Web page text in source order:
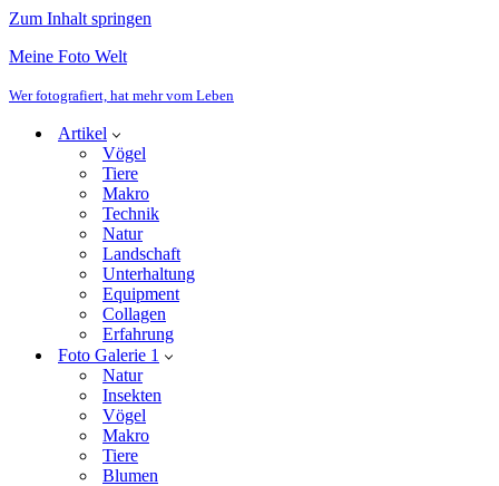
Zum Inhalt springen
Meine Foto Welt
Wer fotografiert, hat mehr vom Leben
Artikel
Vögel
Tiere
Makro
Technik
Natur
Landschaft
Unterhaltung
Equipment
Collagen
Erfahrung
Foto Galerie 1
Natur
Insekten
Vögel
Makro
Tiere
Blumen